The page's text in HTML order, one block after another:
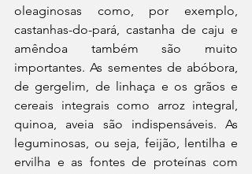
oleaginosas como, por exemplo,
castanhas-do-pará, castanha de caju e
amêndoa também são muito
importantes. As sementes de abóbora,
de gergelim, de linhaça e os grãos e
cereais integrais como arroz integral,
quinoa, aveia são indispensáveis. As
leguminosas, ou seja, feijão, lentilha e
ervilha e as fontes de proteínas com